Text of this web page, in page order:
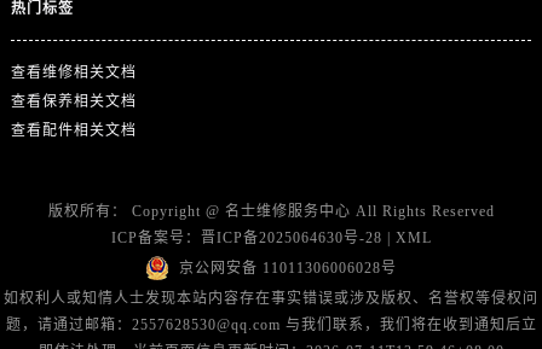
浙江省湖州市吴兴区劳动路名士售后服务中心（需提前预约）
浙江省嘉兴市南湖区广益路705号嘉兴世界贸易中心A座13层1304室名士售后服务中心（需提前预约）
热门标签
查看维修相关文档
查看保养相关文档
查看配件相关文档
版权所有： Copyright @ 名士维修服务中心 All Rights Reserved
ICP备案号： 晋ICP备2025064630号-28
XML
京公网安备 11011306006028号
如权利人或知情人士发现本站内容存在事实错误或涉及版权、名誉权等侵权问
题，请通过邮箱：2557628530@qq.com 与我们联系，我们将在收到通知后立